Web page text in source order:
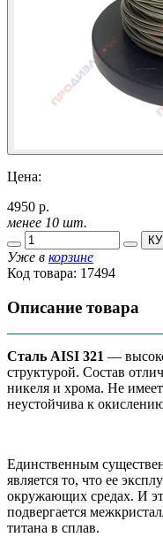
Цена:
4950 р.
менее 10 шт.
Уже в корзине
Код товара: 17494
Описание товара
Сталь AISI 321 —
структурой. Состав
никеля и хрома. Не
неустойчива к
Единственным
является то, что ее
окружающих средах. И
подвергается
титана в сплав.